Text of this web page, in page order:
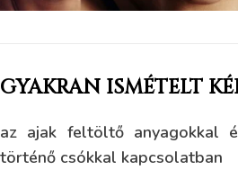
GYAKRAN ISMÉTELT
az ajak feltöltő anyagokkal
történő csókkal kapcsolatban